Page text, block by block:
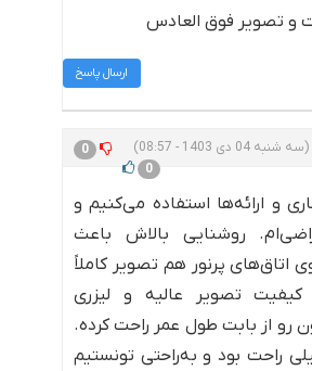
و تصویر فوق العادس
ارسال پاسخ
(سه شنبه 04 دی 1403 - 08:57)
0
0
و ارائه‌ها استفاده می‌کنیم و
روشنایی بالاش باعث
پرنور هم تصویر کاملاً
تصویر عالیه و لیزری
رو از بابت طول عمر راحت کرده.
راحت بود و به‌راحتی تونستیم